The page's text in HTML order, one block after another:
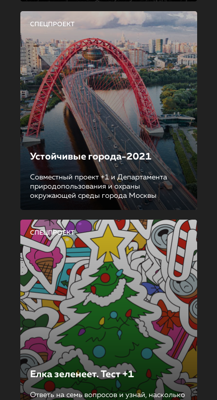
СПЕЦПРОЕКТ
Устойчивые города-2021
Совместный проект +1 и Департамента
природопользования и охраны
окружающей среды города Москвы
СПЕЦПРОЕКТ
Елка зеленеет. Тест +1
Ответь на семь вопросов и узнай, насколько